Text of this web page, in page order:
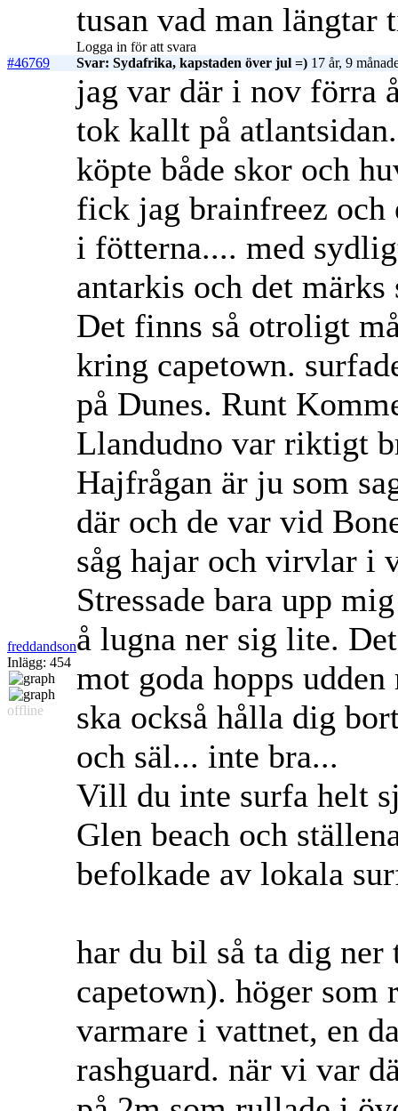
tusan vad man
Logga in för att svara
#46769
Svar: Sydafrika, kapstaden över jul =) 17 år, 9
freddandson
Inlägg: 454
offline
jag var där i nov förra
tok kallt på
köpte både skor och
fick jag brainfreez och
i fötterna.... med
antarkis och det
Det finns så otroligt
kring capetown.
på Dunes. Runt
Llandudno var riktigt
Hajfrågan är ju som
där och de var vid
såg hajar och virvlar i
Stressade bara upp
å lugna ner sig lite.
mot goda hopps
ska också hålla dig
och säl... inte bra...
Vill du inte surfa helt
Glen beach och
befolkade av lokala
har du bil så ta dig
capetown). höger
varmare i vattnet, en
rashguard. när vi var